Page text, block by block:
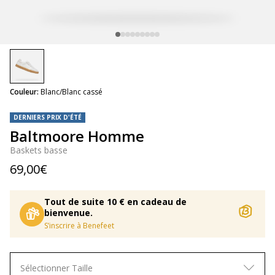
DERNIERS PRIX D'ÉTÉ
Baltmoore Homme
Baskets basse
69,00€
Tout de suite 10 € en cadeau de
bienvenue.
S’inscrire à Benefeet
Couleur: Blanc/Blanc cassé
selected
Sélectionner Taille